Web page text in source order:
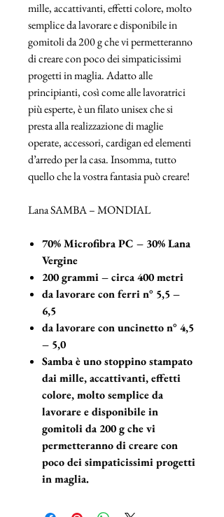
mille, accattivanti, effetti colore, molto
semplice da lavorare e disponibile in
gomitoli da 200 g che vi permetteranno
di creare con poco dei simpaticissimi
progetti in maglia. Adatto alle
principianti, così come alle lavoratrici
più esperte, è un filato unisex che si
presta alla realizzazione di maglie
operate, accessori, cardigan ed elementi
d’arredo per la casa. Insomma, tutto
quello che la vostra fantasia può creare!
Lana SAMBA – MONDIAL
70% Microfibra PC – 30% Lana
Vergine
200 grammi – circa 400 metri
da lavorare con ferri n° 5,5 –
6,5
da lavorare con uncinetto n° 4,5
– 5,0
Samba è uno stoppino stampato
dai mille, accattivanti, effetti
colore, molto semplice da
lavorare e disponibile in
gomitoli da 200 g che vi
permetteranno di creare con
poco dei simpaticissimi progetti
in maglia.